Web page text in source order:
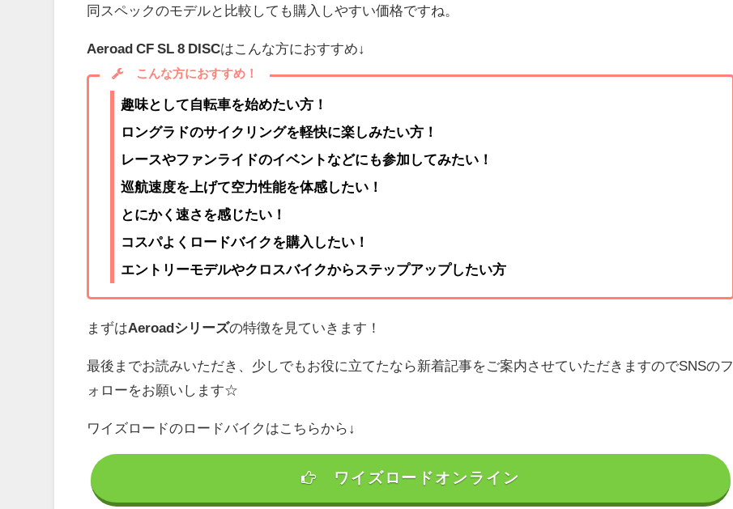
同スペックのモデルと比較しても購入しやすい価格ですね。
Aeroad CF SL 8 DISCはこんな方におすすめ↓
こんな方におすすめ！
趣味として自転車を始めたい方！
ロングラドのサイクリングを軽快に楽しみたい方！
レースやファンライドのイベントなどにも参加してみたい！
巡航速度を上げて空力性能を体感したい！
とにかく速さを感じたい！
コスパよくロードバイクを購入したい！
エントリーモデルやクロスバイクからステップアップしたい方
まずはAeroadシリーズの特徴を見ていきます！
最後までお読みいただき、少しでもお役に立てたなら新着記事をご案内させていただきますのでSNSのフ
ォローをお願いします☆
ワイズロードのロードバイクはこちらから↓
ワイズロードオンライン